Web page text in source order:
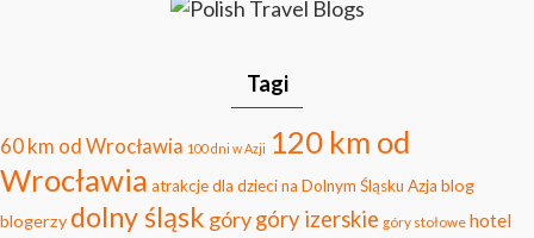
Tagi
60 km od Wrocławia 100 dni w Azji 120 km od
Wrocławia atrakcje dla dzieci na Dolnym Śląsku Azja blog
blogerzy dolny śląsk górygóry izerskie góry stołowe hotel